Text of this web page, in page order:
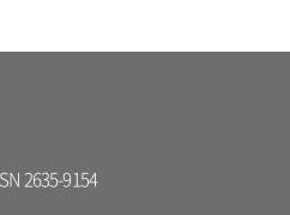
2635-9154